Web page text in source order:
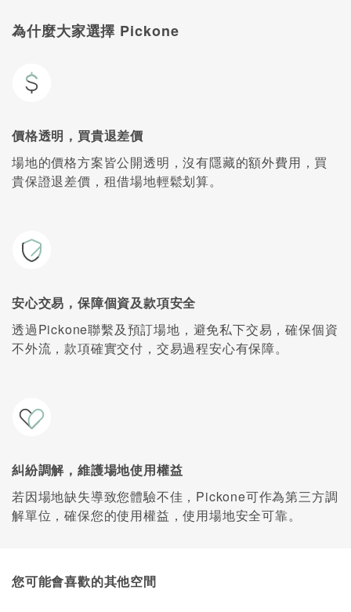
為什麼大家選擇 Pickone
價格透明，買貴退差價
場地的價格方案皆公開透明，沒有隱藏的額外費用，買
貴保證退差價，租借場地輕鬆划算。
安心交易，保障個資及款項安全
透過Pickone聯繫及預訂場地，避免私下交易，確保個資
不外流，款項確實交付，交易過程安心有保障。
糾紛調解，維護場地使用權益
若因場地缺失導致您體驗不佳，Pickone可作為第三方調
解單位，確保您的使用權益，使用場地安全可靠。
您可能會喜歡的其他空間